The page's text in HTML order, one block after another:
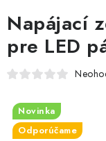
SVIETIDLÁ
ŽIAROVKY A
ELEKTROMATERIÁL
Napájací
pre LED
Novinka
Odporúčame